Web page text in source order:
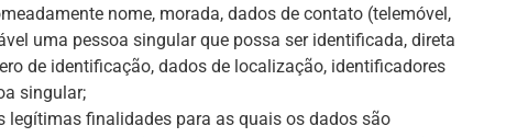
nome, morada, dados de contato (telemóvel,
uma pessoa singular que possa ser identificada, direta
de identificação, dados de localização, identificadores
singular;
legítimas finalidades para as quais os dados são